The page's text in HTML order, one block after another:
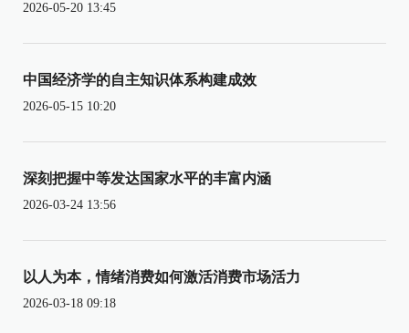
2026-05-20 13:45
中国经济学的自主知识体系构建成效
2026-05-15 10:20
深刻把握中等发达国家水平的丰富内涵
2026-03-24 13:56
以人为本，情绪消费如何激活消费市场活力
2026-03-18 09:18